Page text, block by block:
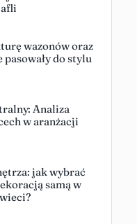
wazonów oraz
do stylu
Analiza
w aranżacji
jak wybrać
samą w